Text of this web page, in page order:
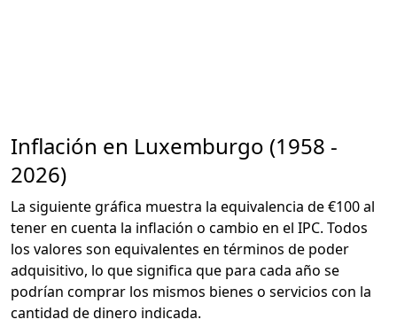
Inflación en Luxemburgo (1958 -
2026)
La siguiente gráfica muestra la equivalencia de €100 al
tener en cuenta la inflación o cambio en el IPC. Todos
los valores son equivalentes en términos de poder
adquisitivo, lo que significa que para cada año se
podrían comprar los mismos bienes o servicios con la
cantidad de dinero indicada.